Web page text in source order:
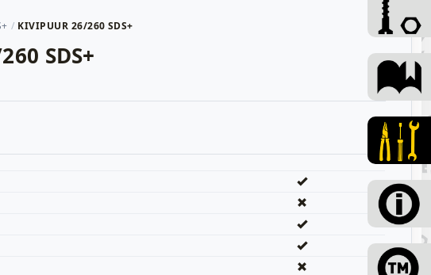
KIVIPUUR 26/260 SDS+
SDS+